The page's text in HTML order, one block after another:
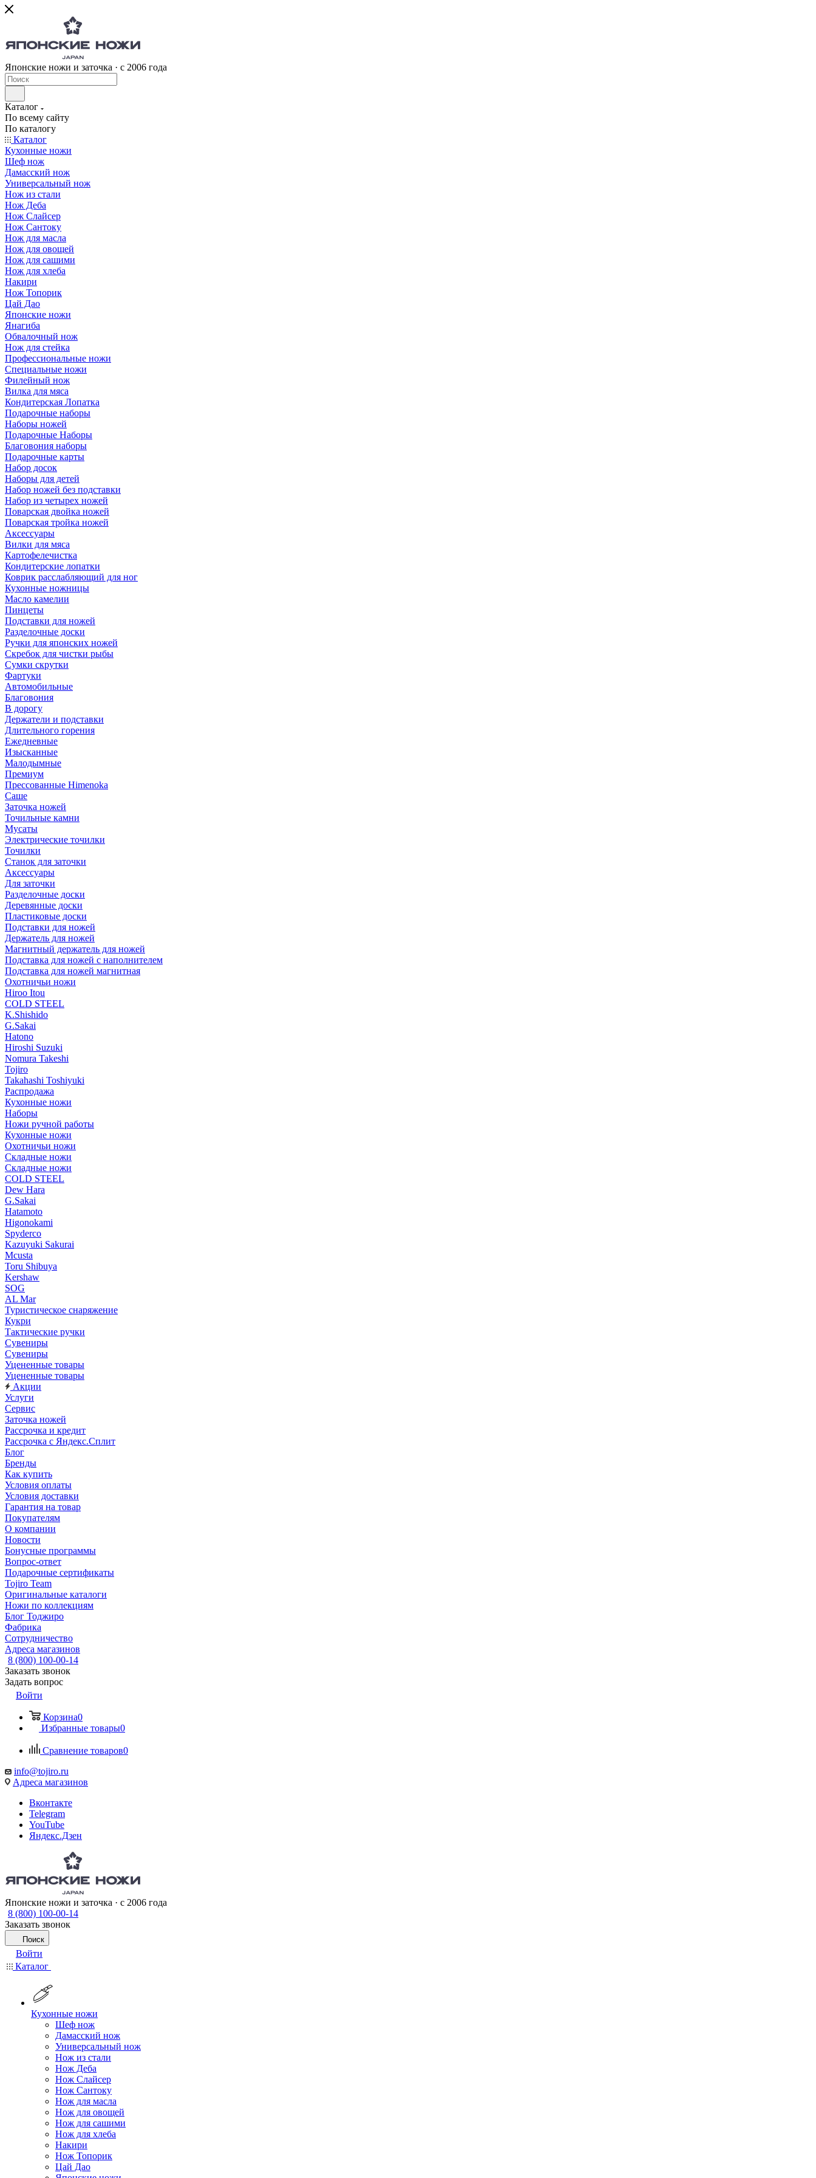
Японские ножи и заточка · с 2006 года
Каталог
По всему сайту
По каталогу
Каталог
Кухонные ножи
Шеф нож
Дамасский нож
Универсальный нож
Нож из стали
Нож Деба
Нож Слайсер
Нож Сантоку
Нож для масла
Нож для овощей
Нож для сашими
Нож для хлеба
Накири
Нож Топорик
Цай Дао
Японские ножи
Янагиба
Обвалочный нож
Нож для стейка
Профессиональные ножи
Специальные ножи
Филейный нож
Вилка для мяса
Кондитерская Лопатка
Подарочные наборы
Наборы ножей
Подарочные Наборы
Благовония наборы
Подарочные карты
Набор досок
Наборы для детей
Набор ножей без подставки
Набор из четырех ножей
Поварская двойка ножей
Поварская тройка ножей
Аксессуары
Вилки для мяса
Картофелечистка
Кондитерские лопатки
Коврик расслабляющий для ног
Кухонные ножницы
Масло камелии
Пинцеты
Подставки для ножей
Разделочные доски
Ручки для японских ножей
Скребок для чистки рыбы
Сумки скрутки
Фартуки
Автомобильные
Благовония
В дорогу
Держатели и подставки
Длительного горения
Ежедневные
Изысканные
Малодымные
Премиум
Прессованные Himenoka
Саше
Заточка ножей
Точильные камни
Мусаты
Электрические точилки
Точилки
Станок для заточки
Аксессуары
Для заточки
Разделочные доски
Деревянные доски
Пластиковые доски
Подставки для ножей
Держатель для ножей
Магнитный держатель для ножей
Подставка для ножей с наполнителем
Подставка для ножей магнитная
Охотничьи ножи
Hiroo Itou
COLD STEEL
K.Shishido
G.Sakai
Hatono
Hiroshi Suzuki
Nomura Takeshi
Tojiro
Takahashi Toshiyuki
Распродажа
Кухонные ножи
Наборы
Ножи ручной работы
Кухонные ножи
Охотничьи ножи
Складные ножи
Складные ножи
COLD STEEL
Dew Hara
G.Sakai
Hatamoto
Higonokami
Spyderco
Kazuyuki Sakurai
Mcusta
Toru Shibuya
Kershaw
SOG
AL Mar
Туристическое снаряжение
Кукри
Тактические ручки
Сувениры
Сувениры
Уцененные товары
Уцененные товары
Акции
Услуги
Сервис
Заточка ножей
Рассрочка и кредит
Рассрочка с Яндекс.Сплит
Блог
Бренды
Как купить
Условия оплаты
Условия доставки
Гарантия на товар
Покупателям
О компании
Новости
Бонусные программы
Вопрос-ответ
Подарочные сертификаты
Tojiro Team
Оригинальные каталоги
Ножи по коллекциям
Блог Тоджиро
Фабрика
Сотрудничество
Адреса магазинов
8 (800) 100-00-14
Заказать звонок
Задать вопрос
Войти
Корзина0
Избранные товары0
Сравнение товаров0
info@tojiro.ru
Адреса магазинов
Вконтакте
Telegram
YouTube
Яндекс.Дзен
Японские ножи и заточка · с 2006 года
8 (800) 100-00-14
Заказать звонок
Поиск
Войти
Каталог
Кухонные ножи
Шеф нож
Дамасский нож
Универсальный нож
Нож из стали
Нож Деба
Нож Слайсер
Нож Сантоку
Нож для масла
Нож для овощей
Нож для сашими
Нож для хлеба
Накири
Нож Топорик
Цай Дао